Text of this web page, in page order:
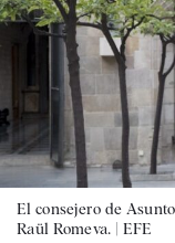
El consejero de
Raül Romeva. | EFE